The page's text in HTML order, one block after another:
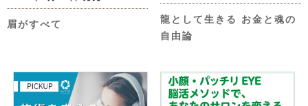
眉がすべて
龍として生きる お金と魂の
自由論